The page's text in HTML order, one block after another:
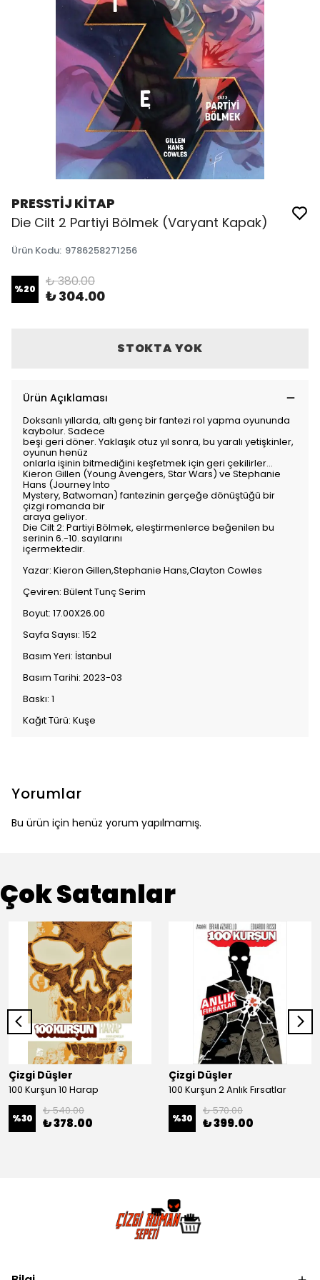
PRESSTİJ KİTAP
Die Cilt 2 Partiyi Bölmek (Varyant Kapak)
Ürün Kodu: 9786258271256
%20 ₺ 380.00
₺ 304.00
STOKTA YOK
Ürün Açıklaması
Doksanlı yıllarda, altı genç bir fantezi rol yapma oyununda
kaybolur. Sadece
beşi geri döner. Yaklaşık otuz yıl sonra, bu yaralı yetişkinler,
oyunun henüz
onlarla işinin bitmediğini keşfetmek için geri çekilirler…
Kieron Gillen (Young Avengers, Star Wars) ve Stephanie
Hans (Journey Into
Mystery, Batwoman) fantezinin gerçeğe dönüştüğü bir
çizgi romanda bir
araya geliyor.
Die Cilt 2: Partiyi Bölmek, eleştirmenlerce beğenilen bu
serinin 6.-10. sayılarını
içermektedir.
Yazar: Kieron Gillen,Stephanie Hans,Clayton Cowles
Çeviren: Bülent Tunç Serim
Boyut: 17.00X26.00
Sayfa Sayısı: 152
Basım Yeri: İstanbul
Basım Tarihi: 2023-03
Baskı: 1
Kağıt Türü: Kuşe
Yorumlar
Bu ürün için henüz yorum yapılmamış.
Çok Satanlar
Çizgi Düşler
100 Kurşun 10 Harap
%30
₺ 540.00
₺ 378.00
Çizgi Düşler
100 Kurşun 2 Anlık Fırsatlar
%30
₺ 570.00
₺ 399.00